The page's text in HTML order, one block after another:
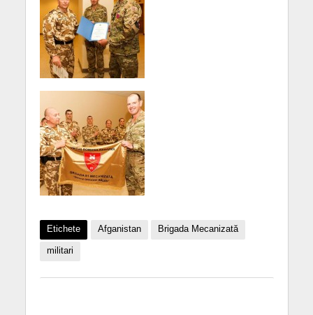
Etichete Afganistan Brigada Mecanizată
militari